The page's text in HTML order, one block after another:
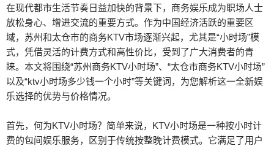
在现代都市生活节奏日益加快的背景下，商务娱乐成为职场人士
放松身心、增进交流的重要方式。作为中国经济活跃的重要区
域，苏州和太仓市的商务KTV市场逐渐兴起，尤其是“小时场”模
式，凭借灵活的计费方式和高性价比，受到了广大消费者的青
睐。本文将围绕“苏州商务KTV小时场”、“太仓市商务KTV小时场”
以及“ktv小时场多少钱一个小时”等关键词，为您解析这一全新娱
乐选择的优势与价格情况。
首先，何为KTV小时场？简单来说，KTV小时场是一种按小时计
费的包间娱乐服务，区别于传统按整晚计费模式。它满足了用户